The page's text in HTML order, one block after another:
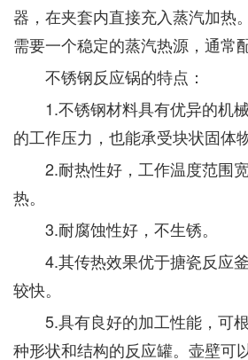
器，在夹套内直接充入蒸汽加热
需要一个稳定的蒸汽热源，通常
不锈钢反应锅的特点：
1.不锈钢材料具有优异的机
的工作压力，也能承受块状固体
2.耐热性好，工作温度范围宽
热。
3.耐腐蚀性好，不生锈。
4.其传热效果优于搪瓷反应
较快。
5.具有良好的加工性能，可
种形状和结构的反应罐。壶壁可